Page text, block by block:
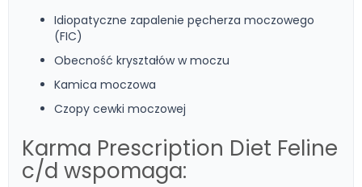
Idiopatyczne zapalenie pęcherza moczowego
(FIC)
Obecność kryształów w moczu
Kamica moczowa
Czopy cewki moczowej
Karma Prescription Diet Feline
c/d wspomaga: